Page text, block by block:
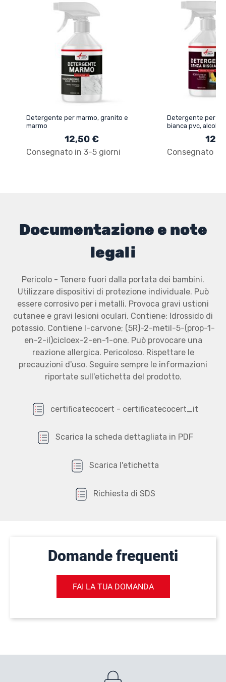
Detergente per marmo, granito e
marmo
12,50 €
Consegnato in 3-5 giorni
Detergente per
bianca pvc, alcol
Consegnato in
Documentazione e note
legali
Pericolo - Tenere fuori dalla portata dei bambini.
Utilizzare dispositivi di protezione individuale. Può
essere corrosivo per i metalli. Provoca gravi ustioni
cutanee e gravi lesioni oculari. Contiene: Idrossido di
potassio. Contiene l-carvone; (5R)-2-metil-5-(prop-1-
en-2-il)cicloex-2-en-1-one. Può provocare una
reazione allergica. Pericoloso. Rispettare le
precauzioni d'uso. Seguire sempre le informazioni
riportate sull'etichetta del prodotto.
certificatecocert - certificatecocert_it
Scarica la scheda dettagliata in PDF
Scarica l'etichetta
Richiesta di SDS
Domande frequenti
FAI LA TUA DOMANDA